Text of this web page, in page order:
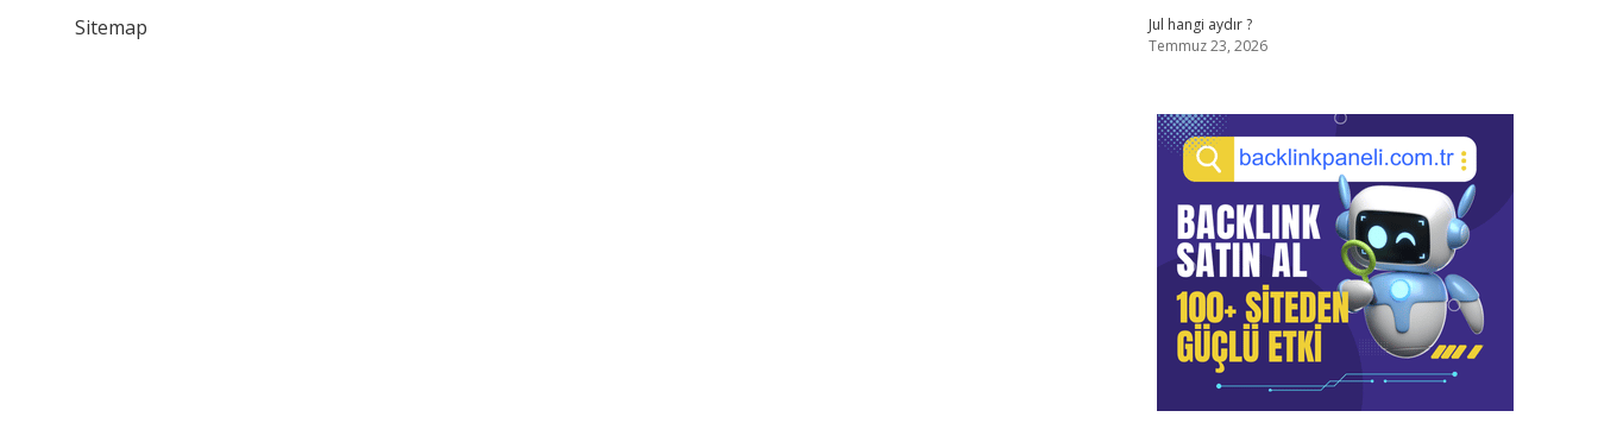
Sitemap
Jul hangi aydır ?
Temmuz 23, 2026